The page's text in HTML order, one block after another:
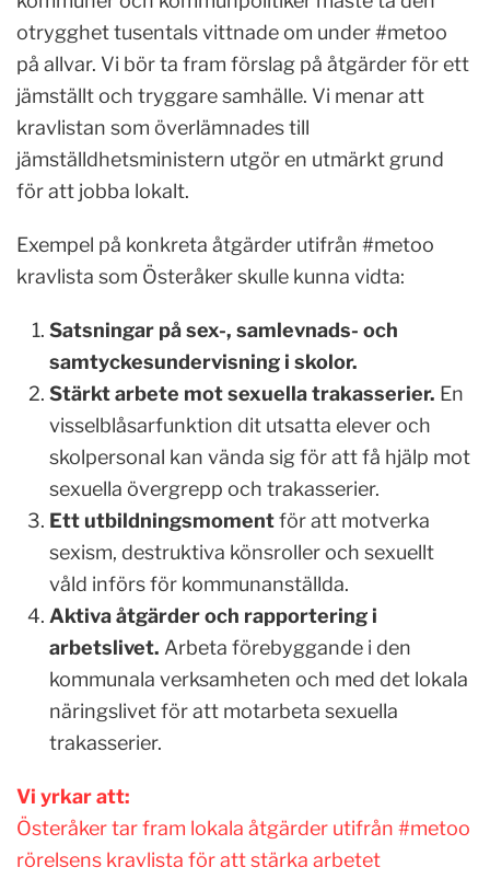
otrygghet tusentals vittnade om under #metoo
på allvar. Vi bör ta fram förslag på åtgärder för ett
jämställt och tryggare samhälle. Vi menar att
kravlistan som överlämnades till
jämställdhetsministern utgör en utmärkt grund
för att jobba lokalt.
Exempel på konkreta åtgärder utifrån #metoo
kravlista som Österåker skulle kunna vidta:
Satsningar på sex-, samlevnads- och
samtyckesundervisning i skolor.
Stärkt arbete mot sexuella trakasserier. En
visselblåsarfunktion dit utsatta elever och
skolpersonal kan vända sig för att få hjälp mot
sexuella övergrepp och trakasserier.
Ett utbildningsmomentför att motverka
sexism, destruktiva könsroller och sexuellt
våld införs för kommunanställda.
Aktiva åtgärder och rapportering i
arbetslivet. Arbeta förebyggande i den
kommunala verksamheten och med det lokala
näringslivet för att motarbeta sexuella
trakasserier.
Vi yrkar att:
Österåker tar fram lokala åtgärder utifrån #metoo
rörelsens kravlista för att stärka arbetet